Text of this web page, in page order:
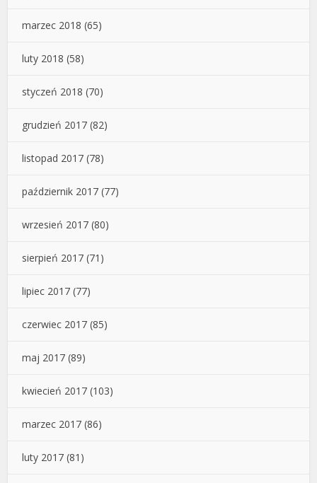
marzec 2018 (65)
luty 2018 (58)
styczeń 2018 (70)
grudzień 2017 (82)
listopad 2017 (78)
październik 2017 (77)
wrzesień 2017 (80)
sierpień 2017 (71)
lipiec 2017 (77)
czerwiec 2017 (85)
maj 2017 (89)
kwiecień 2017 (103)
marzec 2017 (86)
luty 2017 (81)